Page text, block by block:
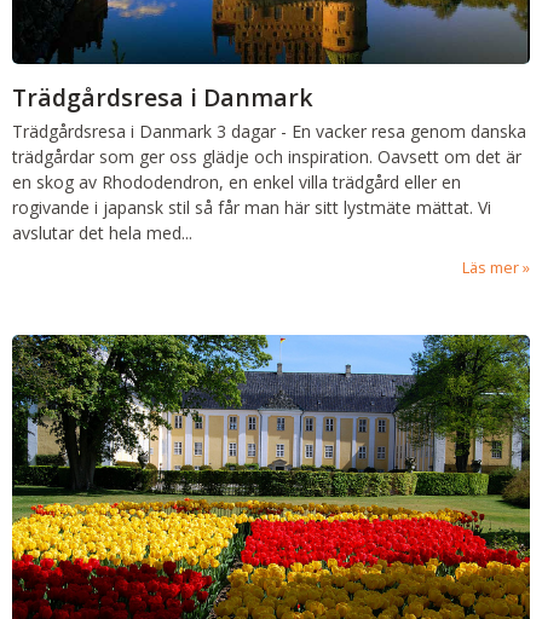
Trädgårdsresa i Danmark
Trädgårdsresa i Danmark 3 dagar - En vacker resa genom danska
trädgårdar som ger oss glädje och inspiration. Oavsett om det är
en skog av Rhododendron, en enkel villa trädgård eller en
rogivande i japansk stil så får man här sitt lystmäte mättat. Vi
avslutar det hela med...
Läs mer